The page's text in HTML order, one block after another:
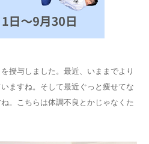
授与しました。最近、いままでより
ますね。そして最近ぐっと痩せてな
。こちらは体調不良とかじゃなくた